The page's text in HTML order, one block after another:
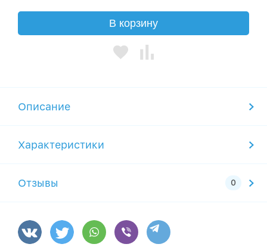
В корзину
Описание
Характеристики
Отзывы